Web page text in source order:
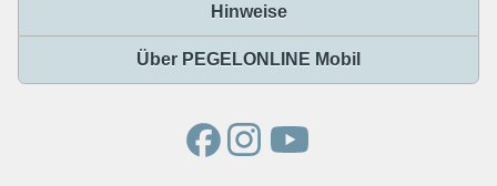
Hinweise
Über PEGELONLINE Mobil